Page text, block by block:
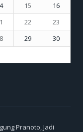
15
16
22
23
29
30
Pranoto, Jadi